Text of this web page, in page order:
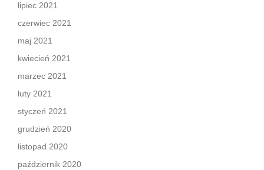
lipiec 2021
czerwiec 2021
maj 2021
kwiecień 2021
marzec 2021
luty 2021
styczeń 2021
grudzień 2020
listopad 2020
październik 2020